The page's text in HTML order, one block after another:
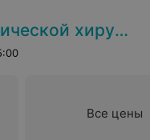
и косметологии
Все цены